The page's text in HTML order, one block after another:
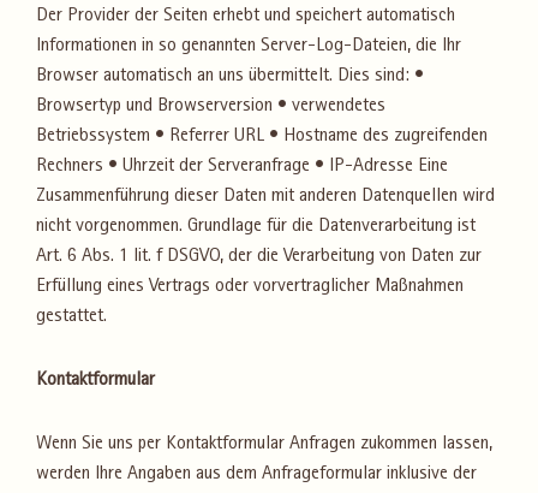
Der Provider der Seiten erhebt und speichert automatisch
Informationen in so genannten Server-Log-Dateien, die Ihr
Browser automatisch an uns übermittelt. Dies sind: •
Browsertyp und Browserversion • verwendetes
Betriebssystem • Referrer URL • Hostname des zugreifenden
Rechners • Uhrzeit der Serveranfrage • IP-Adresse Eine
Zusammenführung dieser Daten mit anderen Datenquellen wird
nicht vorgenommen. Grundlage für die Datenverarbeitung ist
Art. 6 Abs. 1 lit. f DSGVO, der die Verarbeitung von Daten zur
Erfüllung eines Vertrags oder vorvertraglicher Maßnahmen
gestattet.
Kontaktformular
Wenn Sie uns per Kontaktformular Anfragen zukommen lassen,
werden Ihre Angaben aus dem Anfrageformular inklusive der